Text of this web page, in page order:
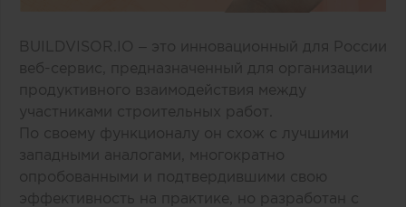
BUILDVISOR.IO – это инновационный для России
веб-сервис, предназначенный для организации
продуктивного взаимодействия между
участниками строительных работ.
По своему функционалу он схож с лучшими
западными аналогами, многократно
опробованными и подтвердившими свою
эффективность на практике, но разработан с